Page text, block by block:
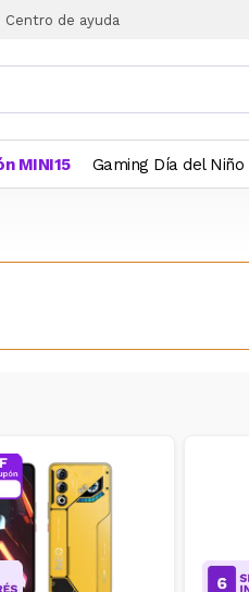
Centro de ayuda
MINI15 Gaming Día del Niño